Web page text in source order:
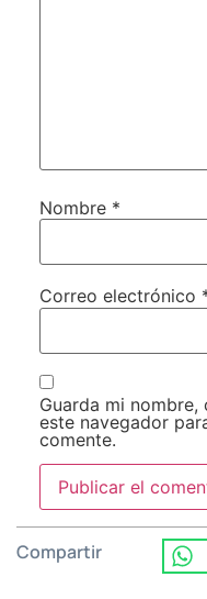
Nombre *
Correo electrónico
Guarda mi
este navegador
comente.
Compartir